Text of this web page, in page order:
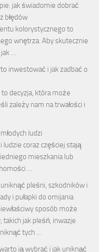
jak świadomie dobrać
błędów
kolorystycznego to
wnętrza. Aby skutecznie
…
inwestować i jak zadbać o
decyzja, która może
zależy nam na trwałości i
ludzi
ludzie coraz częściej stają
mieszkania lub
…
pleśni, szkodników i
i pułapki do omijania
sposób może
jak pleśń, inwazje
tych …
ją wybrać i jak uniknąć